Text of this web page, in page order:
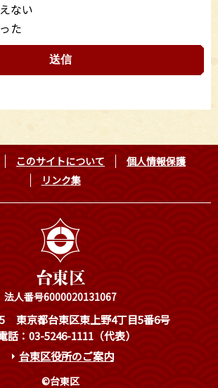
ない
た
このサイトについて
個人情報保護
リンク集
法人番号6000020131067
東京都台東区東上野4丁目5番6号
話：03-5246-1111（代表）
台東区役所のご案内
©台東区